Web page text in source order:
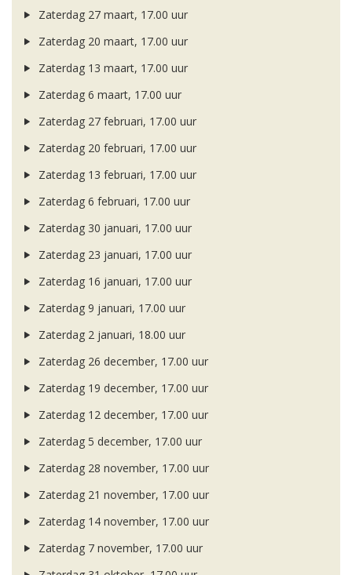
Zaterdag 27 maart, 17.00 uur
Zaterdag 20 maart, 17.00 uur
Zaterdag 13 maart, 17.00 uur
Zaterdag 6 maart, 17.00 uur
Zaterdag 27 februari, 17.00 uur
Zaterdag 20 februari, 17.00 uur
Zaterdag 13 februari, 17.00 uur
Zaterdag 6 februari, 17.00 uur
Zaterdag 30 januari, 17.00 uur
Zaterdag 23 januari, 17.00 uur
Zaterdag 16 januari, 17.00 uur
Zaterdag 9 januari, 17.00 uur
Zaterdag 2 januari, 18.00 uur
Zaterdag 26 december, 17.00 uur
Zaterdag 19 december, 17.00 uur
Zaterdag 12 december, 17.00 uur
Zaterdag 5 december, 17.00 uur
Zaterdag 28 november, 17.00 uur
Zaterdag 21 november, 17.00 uur
Zaterdag 14 november, 17.00 uur
Zaterdag 7 november, 17.00 uur